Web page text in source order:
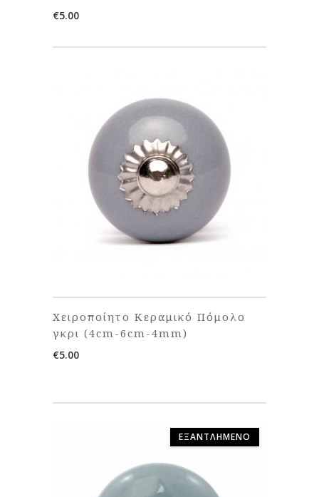
€5.00
Χειροποίητο Κεραμικό Πόμολο
γκρι (4cm-6cm-4mm)
€5.00
ΕΞΑΝΤΛΗΜΈΝΟ